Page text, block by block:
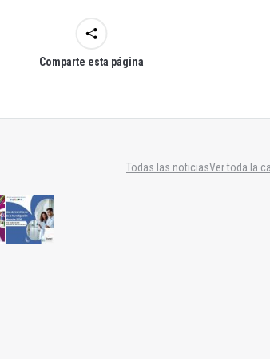
Comparte esta página
Todas las noticiasVer toda la